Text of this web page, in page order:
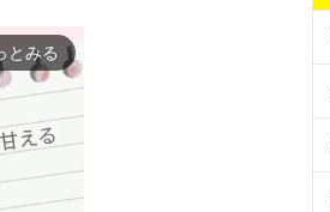
とみる